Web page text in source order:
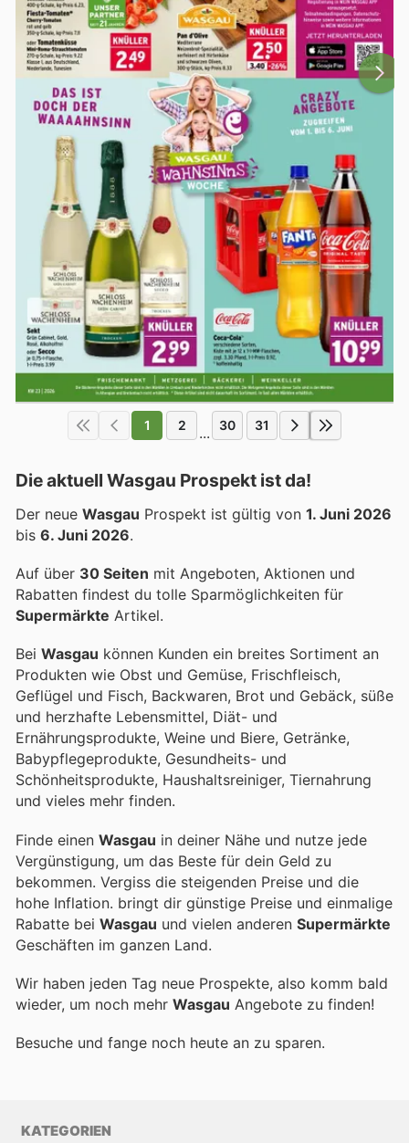
1 2 ... 30 31
Die aktuell Wasgau Prospekt ist da!
Der neue Wasgau Prospekt ist gültig von 1. Juni 2026
bis 6. Juni 2026.
Auf über 30 Seiten mit Angeboten, Aktionen und
Rabatten findest du tolle Sparmöglichkeiten für
Supermärkte Artikel.
Bei Wasgau können Kunden ein breites Sortiment an
Produkten wie Obst und Gemüse, Frischfleisch,
Geflügel und Fisch, Backwaren, Brot und Gebäck, süße
und herzhafte Lebensmittel, Diät- und
Ernährungsprodukte, Weine und Biere, Getränke,
Babypflegeprodukte, Gesundheits- und
Schönheitsprodukte, Haushaltsreiniger, Tiernahrung
und vieles mehr finden.
Finde einen Wasgau in deiner Nähe und nutze jede
Vergünstigung, um das Beste für dein Geld zu
bekommen. Vergiss die steigenden Preise und die
hohe Inflation. bringt dir günstige Preise und einmalige
Rabatte bei Wasgau und vielen anderen Supermärkte
Geschäften im ganzen Land.
Wir haben jeden Tag neue Prospekte, also komm bald
wieder, um noch mehr Wasgau Angebote zu finden!
Besuche und fange noch heute an zu sparen.
KATEGORIEN